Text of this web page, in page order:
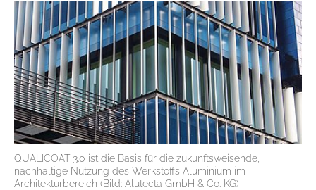
QUALICOAT 3.0 ist die Basis für die zukunftsweisende,
nachhaltige Nutzung des Werkstoffs Aluminium im
Architekturbereich (Bild: Alutecta GmbH & Co. KG)